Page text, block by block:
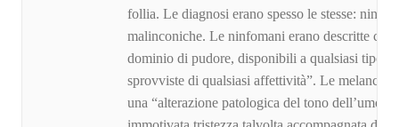
follia. Le diagnosi erano spesso le stesse:
malinconiche. Le ninfomani erano descritte
dominio di pudore, disponibili a qualsiasi tipo di
sprovviste di qualsiasi affettività”. Le
una “alterazione patologica del tono